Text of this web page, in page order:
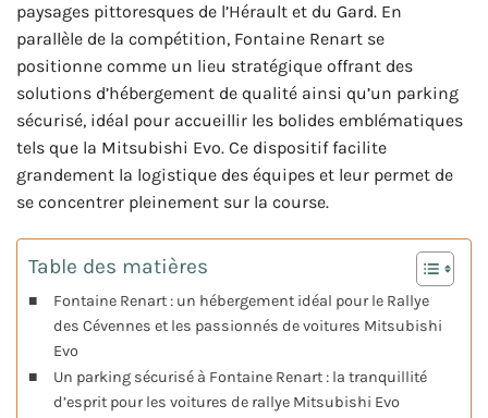
paysages pittoresques de l’Hérault et du Gard. En
parallèle de la compétition, Fontaine Renart se
positionne comme un lieu stratégique offrant des
solutions d’hébergement de qualité ainsi qu’un parking
sécurisé, idéal pour accueillir les bolides emblématiques
tels que la Mitsubishi Evo. Ce dispositif facilite
grandement la logistique des équipes et leur permet de
se concentrer pleinement sur la course.
Table des matières
Fontaine Renart : un hébergement idéal pour le Rallye
des Cévennes et les passionnés de voitures Mitsubishi
Evo
Un parking sécurisé à Fontaine Renart : la tranquillité
d’esprit pour les voitures de rallye Mitsubishi Evo